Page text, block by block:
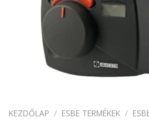
KEZDŐLAP / ESBE TERMÉKEK /